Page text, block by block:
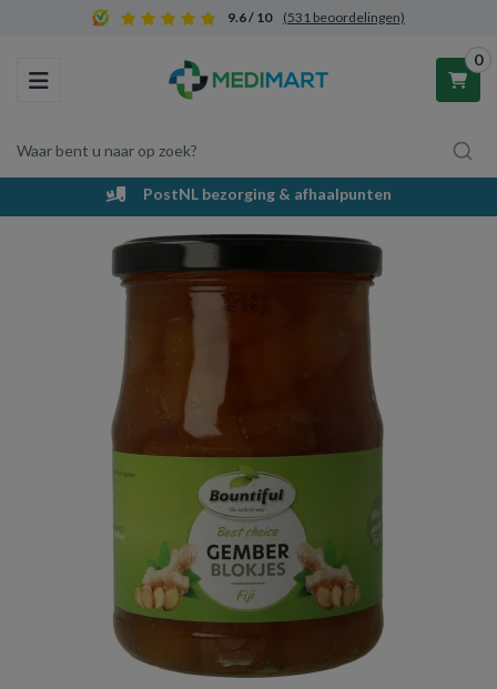
9.6 / 10 (531 beoordelingen)
Toggle navigation
Waar bent u naar op zoek?
0
Winkelwagen
Uw winkelwagen is leeg.
PostNL bezorging & afhaalpunten